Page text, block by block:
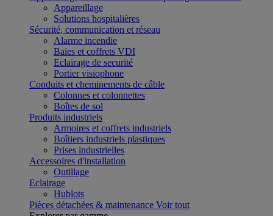
Appareillage
Solutions hospitalières
Sécurité, communication et réseau
Alarme incendie
Baies et coffrets VDI
Eclairage de securité
Portier visiophone
Conduits et cheminements de câble
Colonnes et colonnettes
Boîtes de sol
Produits industriels
Armoires et coffrets industriels
Boîtiers industriels plastiques
Prises industrielles
Accessoires d'installation
Outillage
Eclairage
Hublots
Pièces détachées & maintenance Voir tout